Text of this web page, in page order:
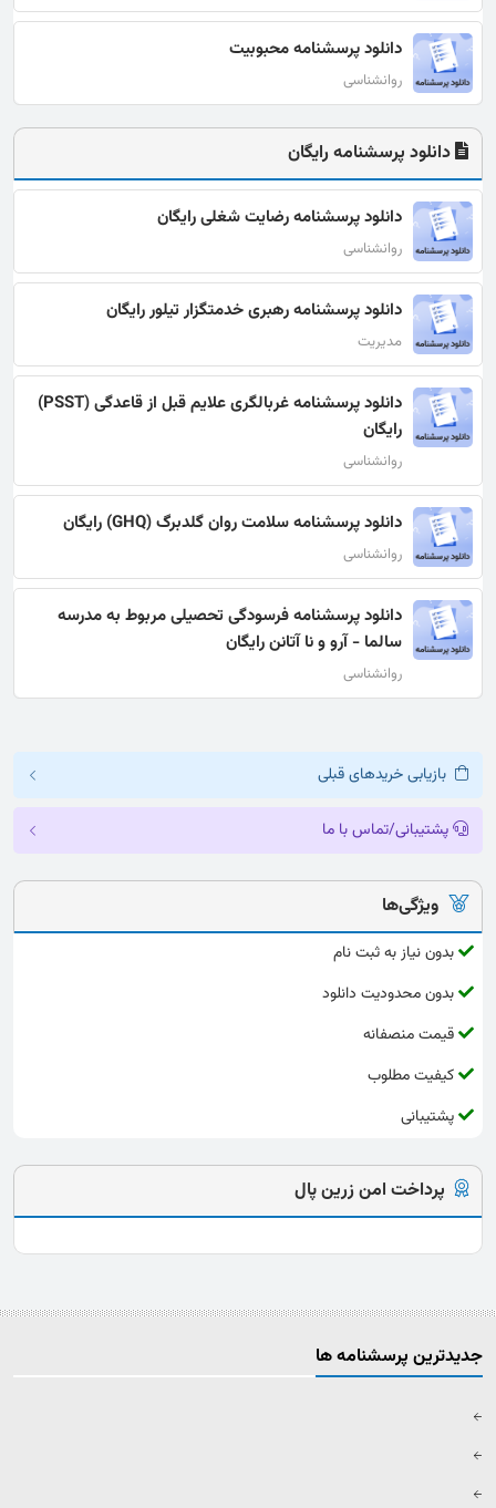
دانلود پرسشنامه محبوبیت
روانشناسی
دانلود پرسشنامه رایگان
دانلود پرسشنامه رضایت شغلی رایگان
روانشناسی
دانلود پرسشنامه رهبری خدمتگزار تیلور رایگان
مدیریت
دانلود پرسشنامه غربالگری علایم قبل از قاعدگی (PSST)
رایگان
روانشناسی
دانلود پرسشنامه سلامت روان گلدبرگ (GHQ) رایگان
روانشناسی
دانلود پرسشنامه فرسودگی تحصیلی مربوط به مدرسه
سالما - آرو و نا آتانن رایگان
روانشناسی
بازیابی خریدهای قبلی
پشتیبانی/تماس با ما
ویژگی‌ها
بدون نیاز به ثبت نام
بدون محدودیت دانلود
قیمت منصفانه
کیفیت مطلوب
پشتیبانی
پرداخت امن زرین پال
جدیدترین پرسشنامه ها